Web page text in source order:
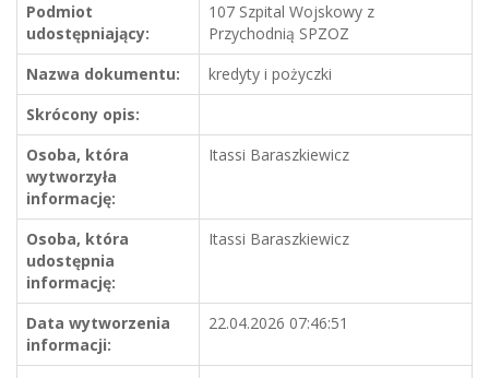
Podmiot
udostępniający:
107 Szpital Wojskowy z
Przychodnią SPZOZ
Nazwa dokumentu:
kredyty i pożyczki
Skrócony opis:
Osoba, która
wytworzyła
informację:
Itassi Baraszkiewicz
Osoba, która
udostępnia
informację:
Itassi Baraszkiewicz
Data wytworzenia
informacji:
22.04.2026 07:46:51